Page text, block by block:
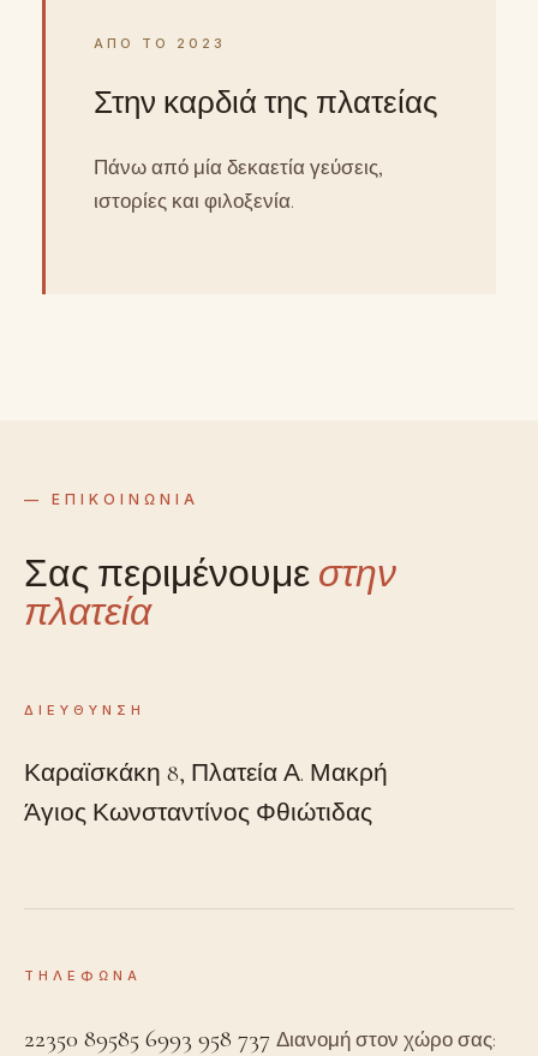
ΑΠΟ ΤΟ 2023
Στην καρδιά της πλατείας
Πάνω από μία δεκαετία γεύσεις,
ιστορίες και φιλοξενία.
— ΕΠΙΚΟΙΝΩΝΙΑ
Σας περιμένουμε στην
πλατεία
ΔΙΕΥΘΥΝΣΗ
Καραϊσκάκη 8, Πλατεία Α. Μακρή
Άγιος Κωνσταντίνος Φθιώτιδας
ΤΗΛΕΦΩΝΑ
22350 89585 6993 958 737 Διανομή στον χώρο σας: